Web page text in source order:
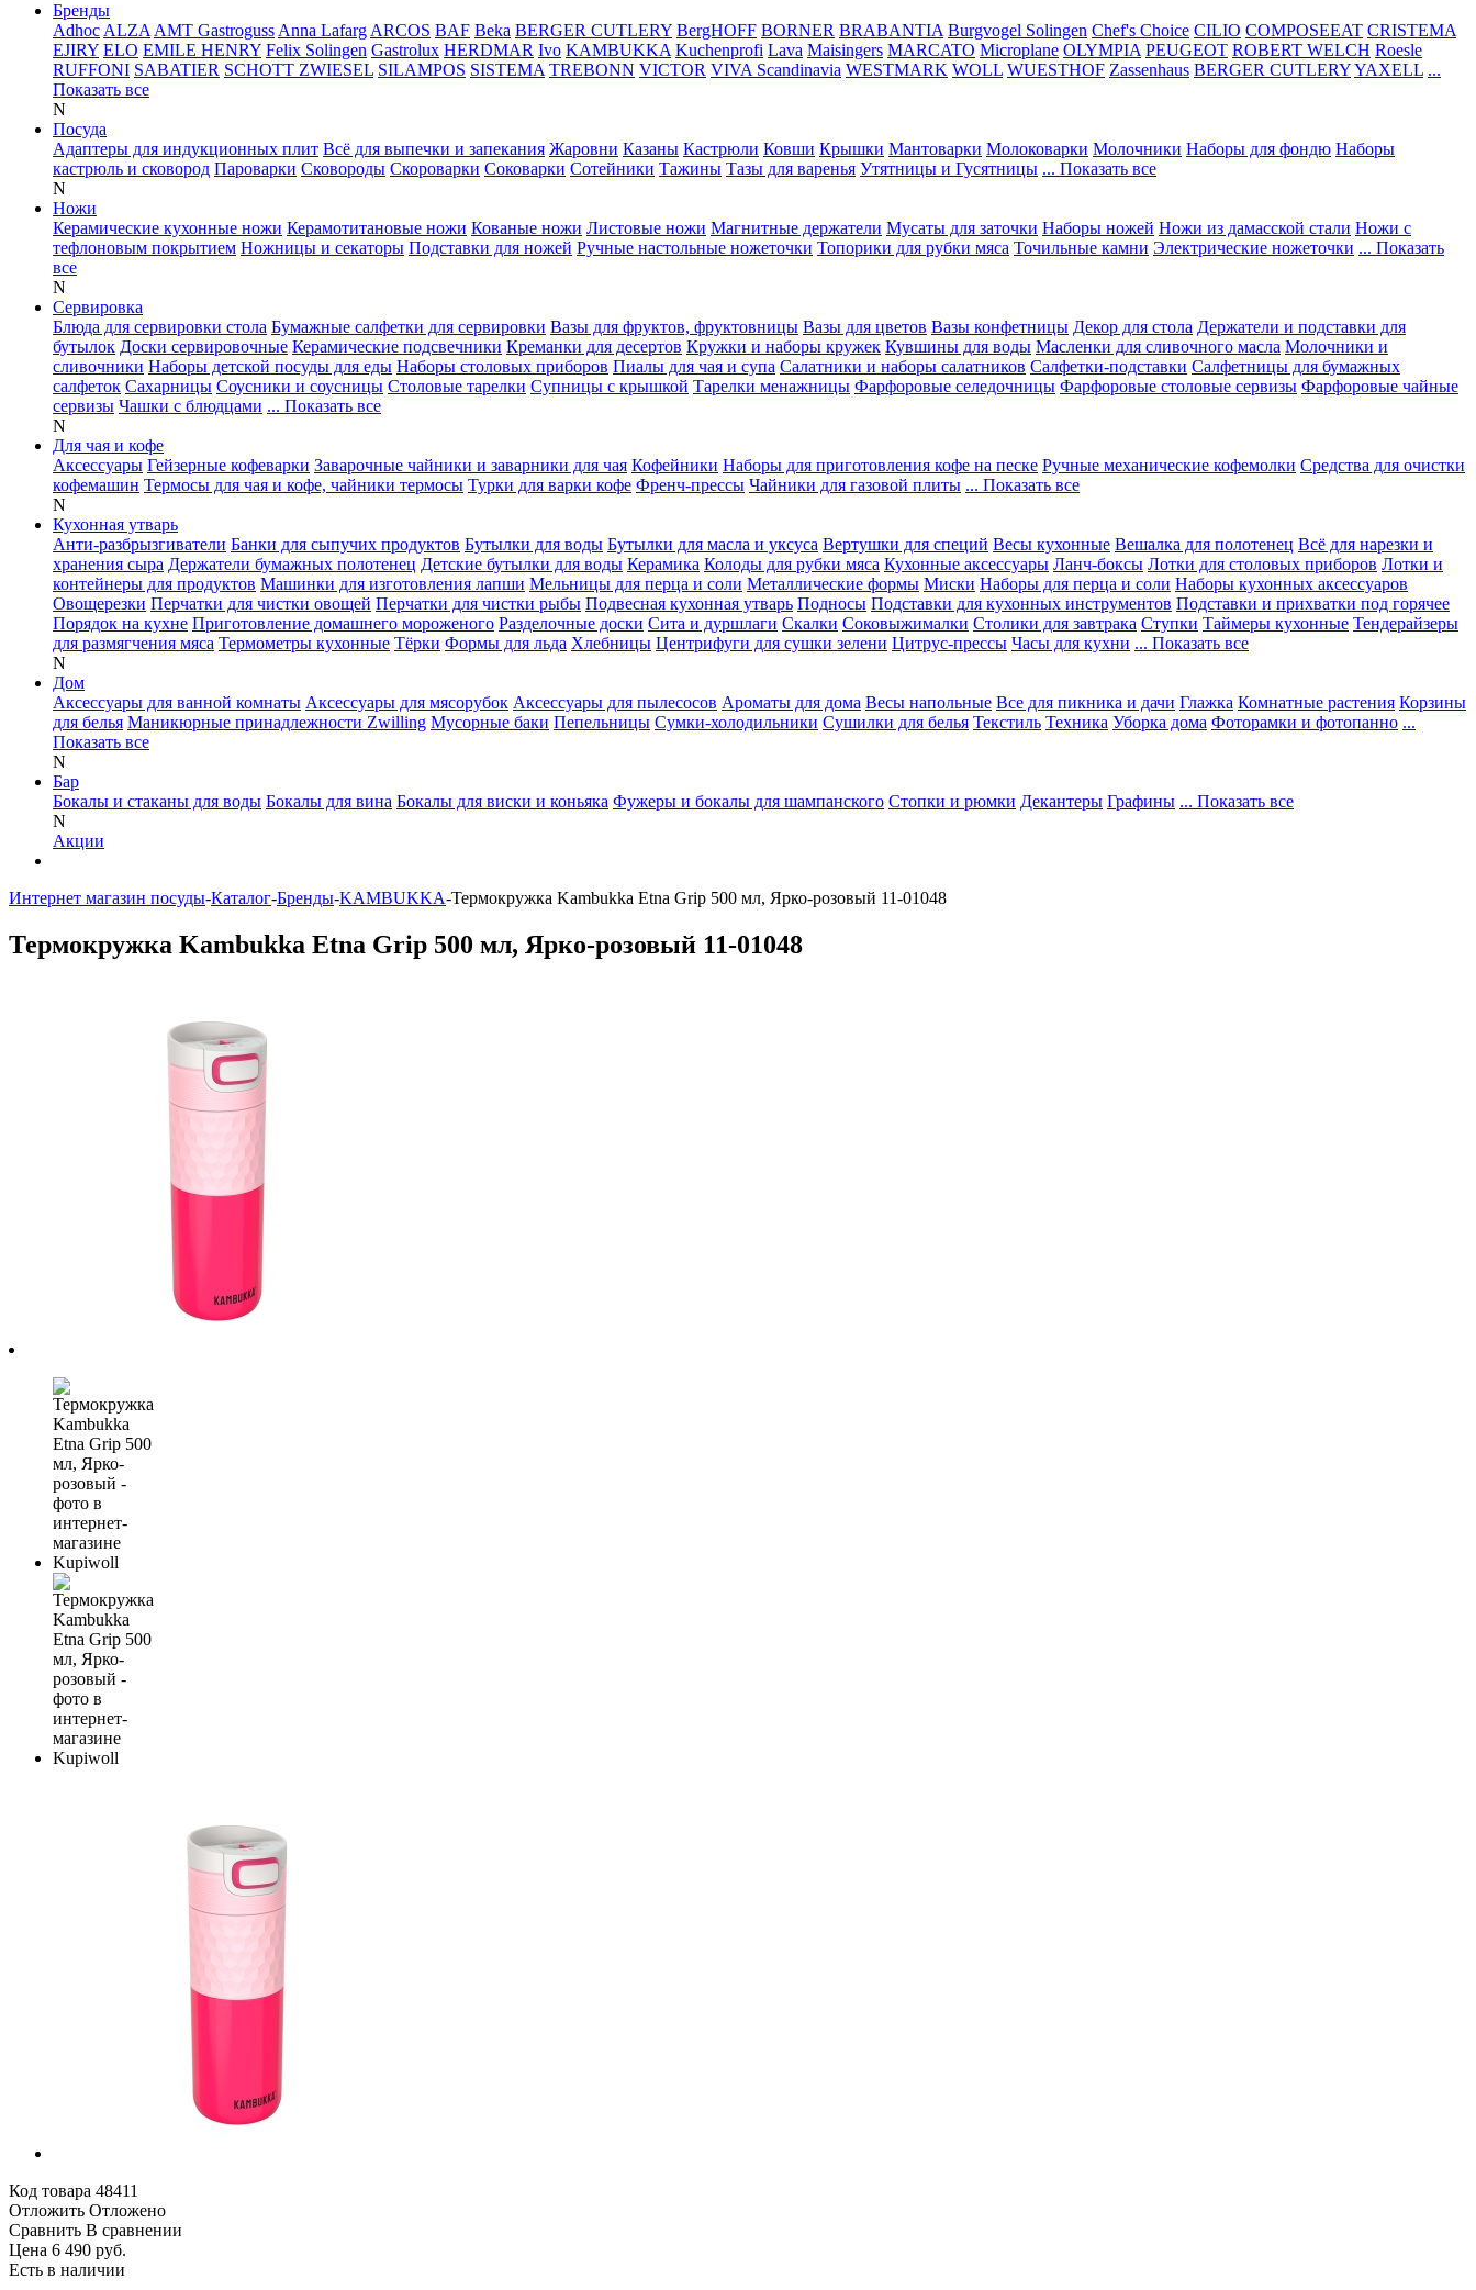
Бренды
Adhoc ALZA AMT Gastroguss Anna Lafarg ARCOS BAF Beka BERGER CUTLERY BergHOFF BORNER BRABANTIA Burgvogel Solingen Chef's Choice CILIO COMPOSEEAT CRISTEMA
EJIRY ELO EMILE HENRY Felix Solingen Gastrolux HERDMAR Ivo KAMBUKKA Kuchenprofi Lava Maisingers MARCATO Microplane OLYMPIA PEUGEOT ROBERT WELCH Roesle
RUFFONI SABATIER SCHOTT ZWIESEL SILAMPOS SISTEMA TREBONN VICTOR VIVA Scandinavia WESTMARK WOLL WUESTHOF Zassenhaus BERGER CUTLERYYAXELL ...
Показать все
N
Посуда
Адаптеры для индукционных плит Всё для выпечки и запекания Жаровни Казаны Кастрюли Ковши Крышки Мантоварки Молоковарки Молочники Наборы для фондю Наборы
кастрюль и сковород Пароварки Сковороды Скороварки Соковарки Сотейники Тажины Тазы для варенья Утятницы и Гусятницы ... Показать все
N
Ножи
Керамические кухонные ножи Керамотитановые ножи Кованые ножи Листовые ножи Магнитные держатели Мусаты для заточки Наборы ножей Ножи из дамасской стали Ножи с
тефлоновым покрытием Ножницы и секаторы Подставки для ножей Ручные настольные ножеточки Топорики для рубки мяса Точильные камни Электрические ножеточки ... Показать
все
N
Сервировка
Блюда для сервировки стола Бумажные салфетки для сервировки Вазы для фруктов, фруктовницы Вазы для цветов Вазы конфетницы Декор для стола Держатели и подставки для
бутылок Доски сервировочные Керамические подсвечники Креманки для десертов Кружки и наборы кружек Кувшины для воды Масленки для сливочного масла Молочники и
сливочники Наборы детской посуды для еды Наборы столовых приборов Пиалы для чая и супа Салатники и наборы салатников Салфетки-подставки Салфетницы для бумажных
салфеток Сахарницы Соусники и соусницы Столовые тарелки Супницы с крышкой Тарелки менажницы Фарфоровые селедочницы Фарфоровые столовые сервизы Фарфоровые чайные
сервизы Чашки с блюдцами ... Показать все
N
Для чая и кофе
Аксессуары Гейзерные кофеварки Заварочные чайники и заварники для чая Кофейники Наборы для приготовления кофе на песке Ручные механические кофемолки Средства для очистки
кофемашин Термосы для чая и кофе, чайники термосы Турки для варки кофе Френч-прессы Чайники для газовой плиты ... Показать все
N
Кухонная утварь
Анти-разбрызгиватели Банки для сыпучих продуктов Бутылки для воды Бутылки для масла и уксуса Вертушки для специй Весы кухонные Вешалка для полотенец Всё для нарезки и
хранения сыра Держатели бумажных полотенец Детские бутылки для воды Керамика Колоды для рубки мяса Кухонные аксессуары Ланч-боксы Лотки для столовых приборов Лотки и
контейнеры для продуктов Машинки для изготовления лапши Мельницы для перца и соли Металлические формы Миски Наборы для перца и соли Наборы кухонных аксессуаров
Овощерезки Перчатки для чистки овощей Перчатки для чистки рыбы Подвесная кухонная утварь Подносы Подставки для кухонных инструментов Подставки и прихватки под горячее
Порядок на кухне Приготовление домашнего мороженого Разделочные доски Сита и дуршлаги Скалки Соковыжималки Столики для завтрака Ступки Таймеры кухонные Тендерайзеры
для размягчения мяса Термометры кухонные Тёрки Формы для льда Хлебницы Центрифуги для сушки зелени Цитрус-прессы Часы для кухни ... Показать все
N
Дом
Аксессуары для ванной комнаты Аксессуары для мясорубок Аксессуары для пылесосов Ароматы для дома Весы напольные Все для пикника и дачи Глажка Комнатные растения Корзины
для белья Маникюрные принадлежности Zwilling Мусорные баки Пепельницы Сумки-холодильники Сушилки для белья Текстиль Техника Уборка дома Фоторамки и фотопанно ...
Показать все
N
Бар
Бокалы и стаканы для воды Бокалы для вина Бокалы для виски и коньяка Фужеры и бокалы для шампанского Стопки и рюмки Декантеры Графины ... Показать все
N
Акции
Интернет магазин посуды-Каталог-Бренды-KAMBUKKA-Термокружка Kambukka Etna Grip 500 мл, Ярко-розовый 11-01048
Термокружка Kambukka Etna Grip 500 мл, Ярко-розовый 11-01048
Код товара 48411
Отложить Отложено
Сравнить В сравнении
Цена 6 490 руб.
Есть в наличии